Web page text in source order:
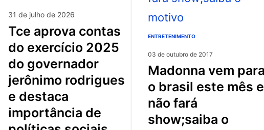
31 de julho de 2026
tce aprova contas
do exercício 2025
do governador
jerônimo rodrigues
e destaca
importância de
ENTRETENIMENTO
03 de outubro de 2017
madonna vem para
o brasil este mês e
não fará
show;saiba o